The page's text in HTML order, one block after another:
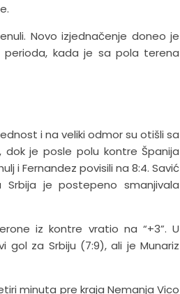
Novo izjednačenje doneo je
perioda, kada je sa pola terena
i na veliki odmor su otišli sa
je posle polu kontre Španija
i Fernandez povisili na 8:4. Savić
je postepeno smanjivala
iz kontre vratio na “+3”. U
za Srbiju (7:9), ali je Munariz
minuta pre kraja Nemanja Vico